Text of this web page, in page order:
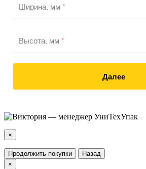
Ширина, мм*
Высота, мм*
Далее
×
Продолжить покупки
Назад
×